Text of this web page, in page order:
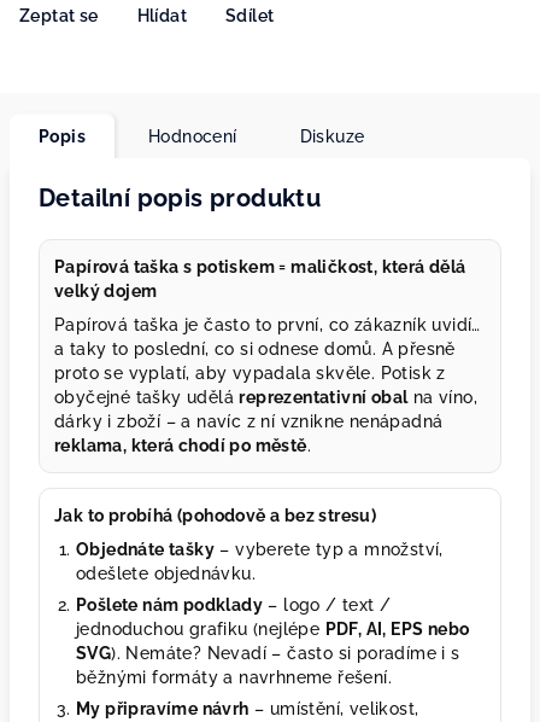
Zeptat se Hlídat Sdílet
Popis Hodnocení Diskuze
Detailní popis produktu
Papírová taška s potiskem = maličkost, která dělá
velký dojem
Papírová taška je často to první, co zákazník uvidí…
a taky to poslední, co si odnese domů. A přesně
proto se vyplatí, aby vypadala skvěle. Potisk z
obyčejné tašky uděláreprezentativní obalna víno,
dárky i zboží – a navíc z ní vznikne nenápadná
reklama, která chodí po městě.
Jak to probíhá (pohodově a bez stresu)
Objednáte tašky – vyberete typ a množství,
odešlete objednávku.
Pošlete nám podklady – logo / text /
jednoduchou grafiku (nejlépe PDF, AI, EPS nebo
SVG). Nemáte? Nevadí – často si poradíme i s
běžnými formáty a navrhneme řešení.
My připravíme návrh – umístění, velikost,